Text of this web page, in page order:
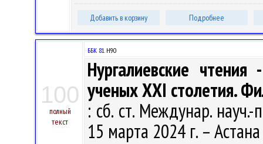
Добавить в корзину Подробнее
100
полный
текст
ББК 81.Н90
Нургалиевские
ученых ХХI столетия.
: сб. ст. Междунар.
15 марта 2024 г. –